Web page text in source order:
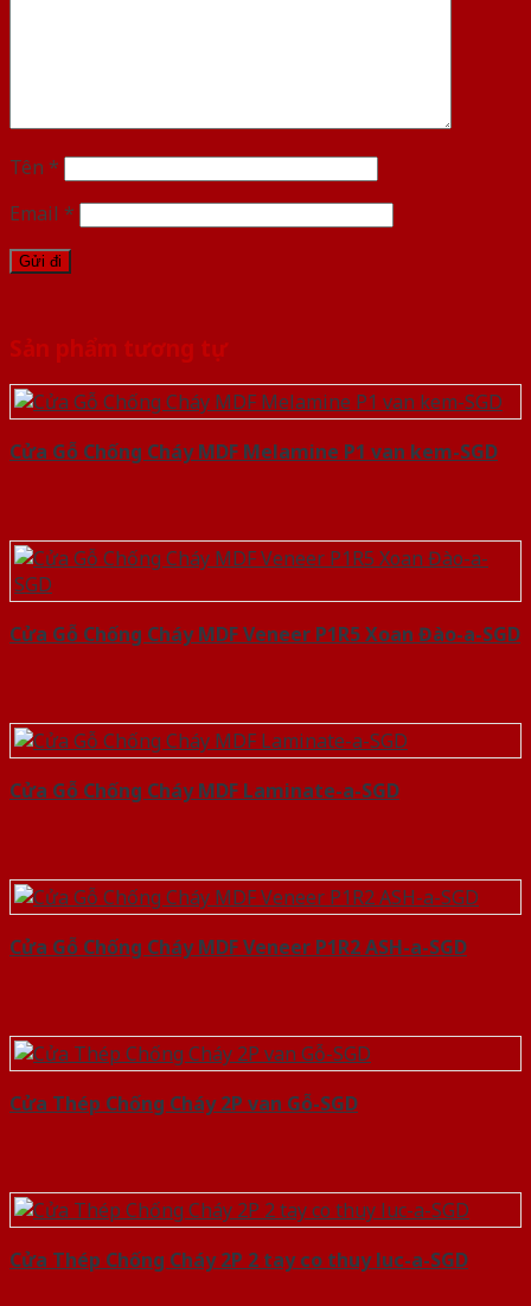
Tên *
Email *
Sản phẩm tương tự
Cửa Gỗ Chống Cháy MDF Melamine P1 van kem-SGD
Cửa Gỗ Chống Cháy MDF Veneer P1R5 Xoan Đào-a-SGD
Cửa Gỗ Chống Cháy MDF Laminate-a-SGD
Cửa Gỗ Chống Cháy MDF Veneer P1R2 ASH-a-SGD
Cửa Thép Chống Cháy 2P van Gỗ-SGD
Cửa Thép Chống Cháy 2P 2 tay co thuy luc-a-SGD